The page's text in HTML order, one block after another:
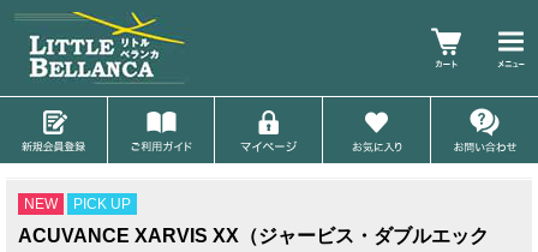
NEW PICK UP
ACUVANCE XARVIS XX（ジャービス・ダブルエック